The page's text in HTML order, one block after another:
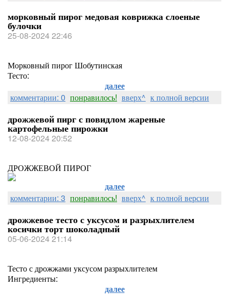
морковный пирог медовая коврижка слоеные
булочки
25-08-2024 22:46
Морковный пирог Шобутинская
Тесто:
далее
комментарии: 0 понравилось! вверх^ к полной версии
дрожжевой пирг с повидлом жареные
картофельные пирожки
12-08-2024 20:52
ДРОЖЖЕВОЙ ПИРОГ
далее
комментарии: 3 понравилось! вверх^ к полной версии
дрожжевое тесто с уксусом и разрыхлителем
косички торт шоколадный
05-06-2024 21:14
Тесто с дрожжами уксусом разрыхлителем
Ингредиенты:
далее